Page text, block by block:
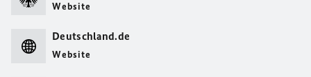
Website
Deutschland.de
Website